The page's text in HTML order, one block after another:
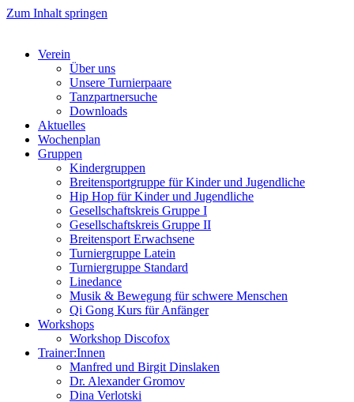
Zum Inhalt springen
Verein
Über uns
Unsere Turnierpaare
Tanzpartnersuche
Downloads
Aktuelles
Wochenplan
Gruppen
Kindergruppen
Breitensportgruppe für Kinder und Jugendliche
Hip Hop für Kinder und Jugendliche​
Gesellschaftskreis Gruppe I
Gesellschaftskreis Gruppe II
Breitensport Erwachsene
Turniergruppe Latein
Turniergruppe Standard
Linedance
Musik & Bewegung für schwere Menschen​
Qi Gong Kurs für Anfänger
Workshops
Workshop Discofox
Trainer:Innen
Manfred und Birgit Dinslaken
Dr. Alexander Gromov
Dina Verlotski